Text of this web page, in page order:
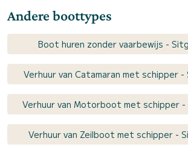
Andere boottypes
Boot huren zonder vaarbewijs -
Verhuur van Catamaran met schipper -
Verhuur van Motorboot met schipper -
Verhuur van Zeilboot met schipper -